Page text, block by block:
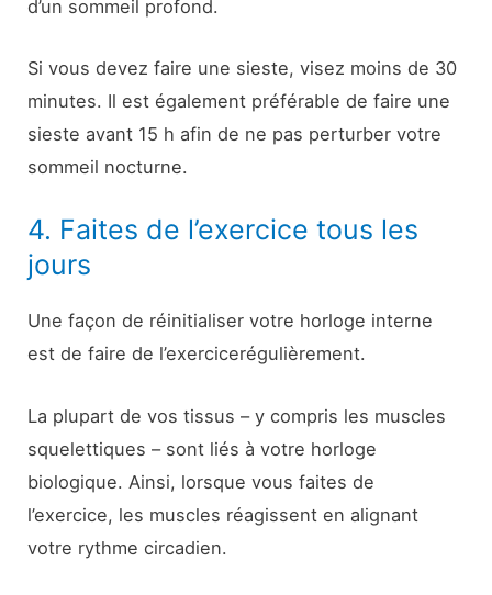
d’un sommeil profond.
Si vous devez faire une sieste, visez moins de 30
minutes. Il est également préférable de faire une
sieste avant 15 h afin de ne pas perturber votre
sommeil nocturne.
4. Faites de l’exercice tous les
jours
Une façon de réinitialiser votre horloge interne
est de faire de l’exercicerégulièrement.
La plupart de vos tissus – y compris les muscles
squelettiques – sont liés à votre horloge
biologique. Ainsi, lorsque vous faites de
l’exercice, les muscles réagissent en alignant
votre rythme circadien.